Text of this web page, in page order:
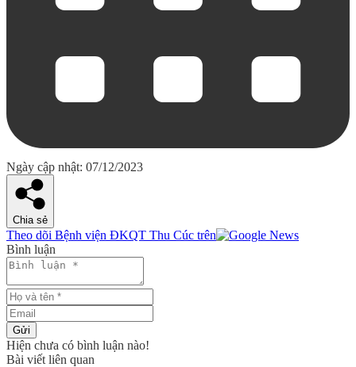
Ngày cập nhật: 07/12/2023
Chia sẻ
Theo dõi Bệnh viện ĐKQT Thu Cúc trên
Bình luận
Gửi
Hiện chưa có bình luận nào!
Bài viết liên quan